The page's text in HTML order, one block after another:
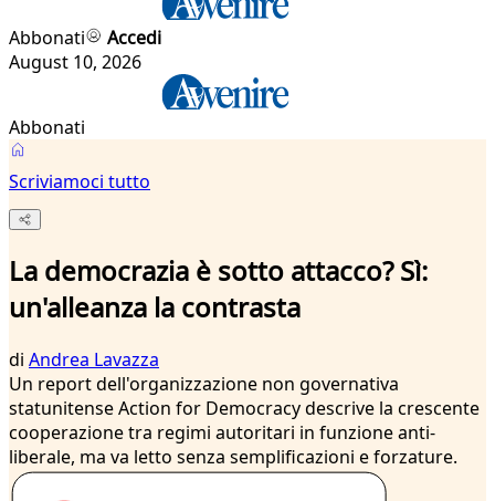
Abbonati
Accedi
August 10, 2026
Abbonati
Scriviamoci tutto
La democrazia è sotto attacco? Sì:
un'alleanza la contrasta
di Andrea Lavazza
Un report dell'organizzazione non governativa
statunitense Action for Democracy descrive la crescente
cooperazione tra regimi autoritari in funzione anti-
liberale, ma va letto senza semplificazioni e forzature.